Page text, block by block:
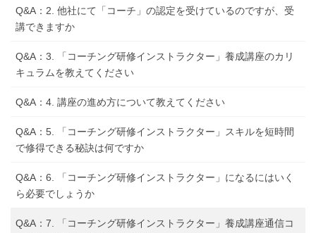
Q&A：2. 他社にて「コーチ」の認定を受けているのですが、受
講できますか
Q&A：3. 「コーチング研修インストラクター」養成講座のカリ
キュラムを教えてください
Q&A：4. 講座の進め方について教えてください
Q&A：5. 「コーチング研修インストラクター」スキルを短時間
で修得できる秘訣は何ですか
Q&A：6. 「コーチング研修インストラクター」になるにはいく
ら必要でしょうか
Q&A：7. 「コーチング研修インストラクター」養成講座通信コ